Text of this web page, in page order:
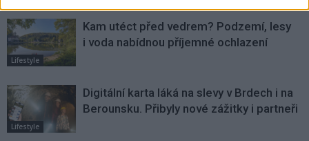
Lifestyle
Kam utéct před vedrem? Podzemí, lesy
i voda nabídnou příjemné ochlazení
Lifestyle
Digitální karta láká na slevy v Brdech i na
Berounsku. Přibyly nové zážitky i partneři